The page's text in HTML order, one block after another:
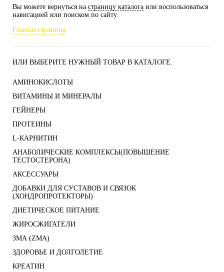
Вы можете вернуться на страницу каталога или воспользоваться
навигацией или поиском по сайту.
Главная страница
ИЛИ ВЫБЕРИТЕ НУЖНЫЙ ТОВАР В КАТАЛОГЕ.
АМИНОКИСЛОТЫ
ВИТАМИНЫ И МИНЕРАЛЫ
ГЕЙНЕРЫ
ПРОТЕИНЫ
L-КАРНИТИН
АНАБОЛИЧЕСКИЕ КОМПЛЕКСЫ(ПОВЫШЕНИЕ
ТЕСТОСТЕРОНА)
АКСЕССУАРЫ
ДОБАВКИ ДЛЯ СУСТАВОВ И СВЯЗОК
(ХОНДРОПРОТЕКТОРЫ)
ДИЕТИЧЕСКОЕ ПИТАНИЕ
ЖИРОСЖИГАТЕЛИ
ЗМА (ZMA)
ЗДОРОВЬЕ И ДОЛГОЛЕТИЕ
КРЕАТИН